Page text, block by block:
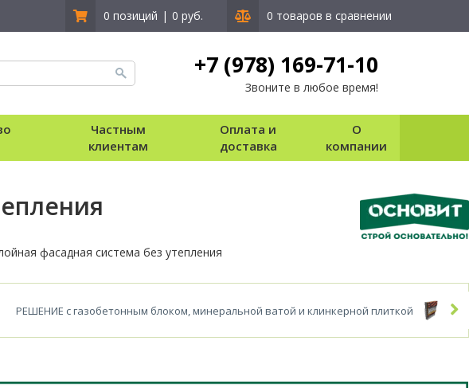
0 позиций | 0 руб. 0 товаров в сравнении
+7 (978) 169-71-10
Звоните в любое время!
Частным
клиентам
Оплата и
доставка
О
компании
фасадная система без утепления
РЕШЕНИЕ с газобетонным блоком, минеральной ватой и клинкерной плиткой